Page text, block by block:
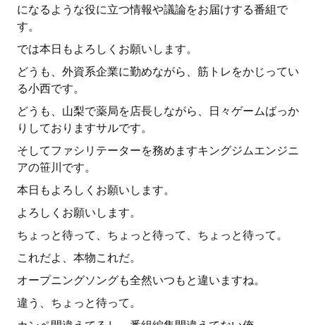
になるような役に立つ情報や議論をお届けする番組で
す。
では本日もよろしくお願いします。
どうも、外資系企業に勤めながら、筋トレをかじってい
る小西です。
どうも、山梨で薬局を店長しながら、日々ゲームばっか
りしておりますサルです。
そしてファシリテーターを務めますキングジムエンジニ
アの笹川です。
本日もよろしくお願いします。
よろしくお願いします。
ちょっと待って、ちょっと待って、ちょっと待って。
これだよ、本物これだ。
オープニングソングも全然いつもと違いますね。
違う、ちょっと待って。